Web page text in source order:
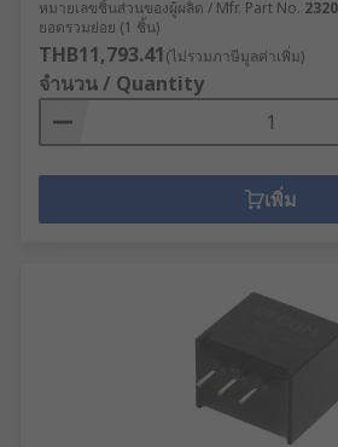
หมายเลขชิ้นส่วนของผู้ผลิต / Mfr. Part No.
ยอดรวมย่อย (1 ชิ้น)
THB11,793.41(ไม่รวมภาษีมูลค่าเพิ่ม)
จำนวน / Quantity
เพิ่ม